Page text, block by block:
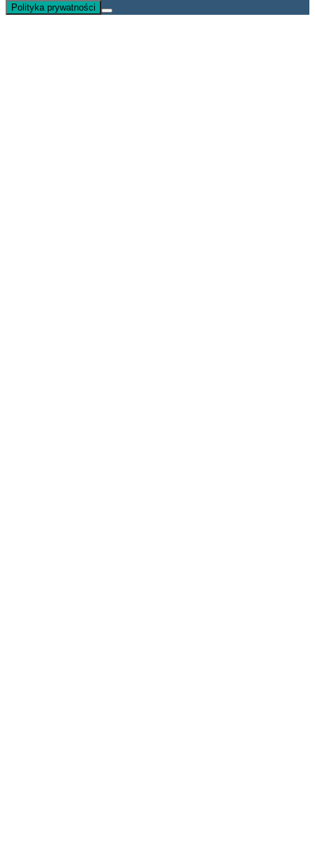
Polityka prywatności